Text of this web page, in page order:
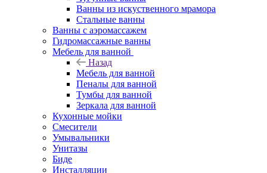
Ванны из искуственного мрамора
Стальные ванны
Ванны с аэромассажем
Гидромассажные ванны
Мебель для ванной
Назад
Мебель для ванной
Пеналы для ванной
Тумбы для ванной
Зеркала для ванной
Кухонные мойки
Смесители
Умывальники
Унитазы
Биде
Инсталляции